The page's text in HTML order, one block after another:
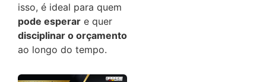
isso, é ideal para quem
pode esperar e quer
disciplinar o orçamento
ao longo do tempo.